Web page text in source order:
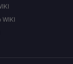
WIKI